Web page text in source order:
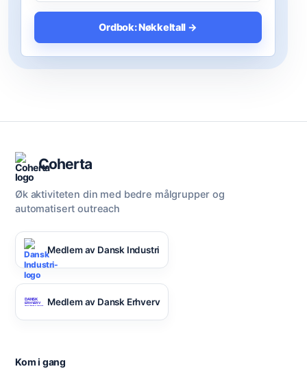
Ordbok: Nøkkeltall →
Coherta
Øk aktiviteten din med bedre målgrupper og
automatisert outreach
Medlem av Dansk Industri
Medlem av Dansk Erhverv
Kom i gang